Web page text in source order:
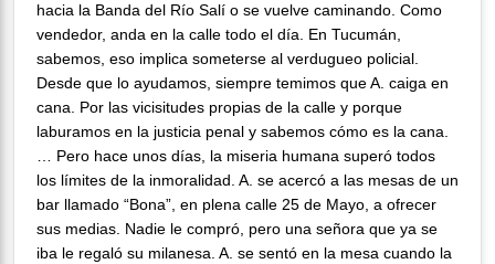
hacia la Banda del Río Salí o se vuelve caminando. Como
vendedor, anda en la calle todo el día. En Tucumán,
sabemos, eso implica someterse al verdugueo policial.
Desde que lo ayudamos, siempre temimos que A. caiga en
cana. Por las vicisitudes propias de la calle y porque
laburamos en la justicia penal y sabemos cómo es la cana.
… Pero hace unos días, la miseria humana superó todos
los límites de la inmoralidad. A. se acercó a las mesas de un
bar llamado “Bona”, en plena calle 25 de Mayo, a ofrecer
sus medias. Nadie le compró, pero una señora que ya se
iba le regaló su milanesa. A. se sentó en la mesa cuando la